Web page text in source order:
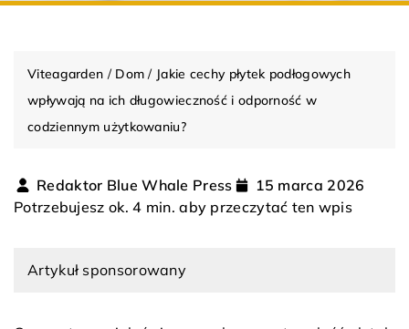
Viteagarden / Dom / Jakie cechy płytek podłogowych
wpływają na ich długowieczność i odporność w
codziennym użytkowaniu?
Redaktor Blue Whale Press
15 marca 2026
Potrzebujesz ok. 4 min. aby przeczytać ten wpis
Artykuł sponsorowany